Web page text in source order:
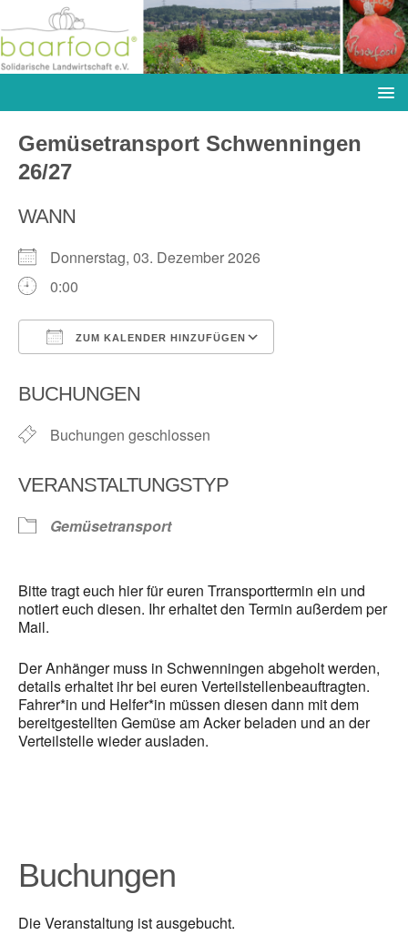
Gemüsetransport Schwenningen
26/27
WANN
Donnerstag, 03. Dezember 2026
0:00
ZUM KALENDER HINZUFÜGEN
BUCHUNGEN
Buchungen geschlossen
VERANSTALTUNGSTYP
Gemüsetransport
Bitte tragt euch hier für euren Trransporttermin ein und
notiert euch diesen. Ihr erhaltet den Termin außerdem per
Mail.
Der Anhänger muss in Schwenningen abgeholt werden,
details erhaltet ihr bei euren Verteilstellenbeauftragten.
Fahrer*in und Helfer*in müssen diesen dann mit dem
bereitgestellten Gemüse am Acker beladen und an der
Verteilstelle wieder ausladen.
Buchungen
Die Veranstaltung ist ausgebucht.